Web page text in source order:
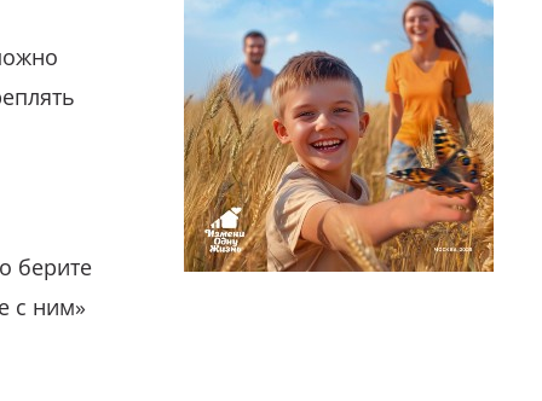
берите
с ним»